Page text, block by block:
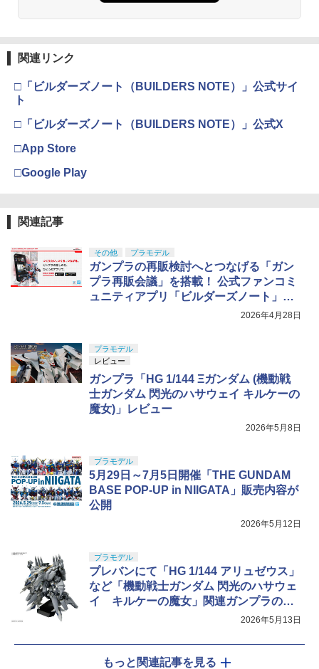
関連リンク
□「ビルダーズノート（BUILDERS NOTE）」公式サイ
ト
□「ビルダーズノート（BUILDERS NOTE）」公式X
□App Store
□Google Play
関連記事
その他 プラモデル
ガンプラの再販検討へとつなげる「ガン
プラ再販会議」を搭載！ 公式ファンコミ
ュニティアプリ「ビルダーズノート」の
2026年4月28日
プラモデル
レビュー
ガンプラ「HG 1/144 Ξガンダム (機動戦
士ガンダム 閃光のハサウェイ キルケーの
魔女)」レビュー
2026年5月8日
プラモデル
5月29日～7月5日開催「THE GUNDAM
BASE POP-UP in NIIGATA」販売内容が
公開
2026年5月12日
プラモデル
プレバンにて「HG 1/144 アリュゼウス」
など「機動戦士ガンダム 閃光のハサウェ
イ キルケーの魔女」関連ガンプラの抽
2026年5月13日
もっと関連記事を見る